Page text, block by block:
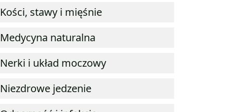
Kości, stawy i mięśnie
Medycyna naturalna
Nerki i układ moczowy
Niezdrowe jedzenie